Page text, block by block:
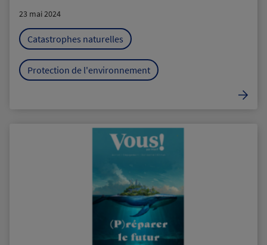
23 mai 2024
Catastrophes naturelles
Protection de l'environnement